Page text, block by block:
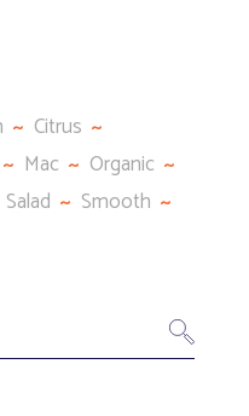
Citrus
Mac
Organic
Salad
Smooth